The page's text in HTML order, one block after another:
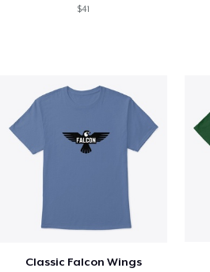
$41
Classic Falcon Wings